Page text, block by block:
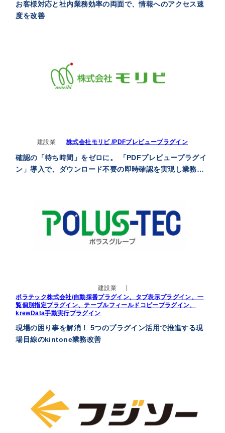
お客様対応と社内業務効率の両面で、情報へのアクセス速
度を改善
建設業 株式会社モリビ /PDFプレビュープラグイン
確認の「待ち時間」をゼロに。 「PDFプレビュープラグイ
ン」導入で、ダウンロード不要の即時確認を実現し業務効
建設業
ポラテック株式会社/自動採番プラグイン、タブ表示プラグイン、一
覧個別指定プラグイン、テーブルフィールドコピープラグイン、
krewData手動実行プラグイン
現場の困り事を解消！ 5つのプラグイン活用で推進する現
場目線のkintone業務改善